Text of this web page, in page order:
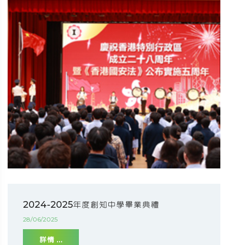
2024-2025年度創知中學畢業典禮
28/06/2025
詳情 ...